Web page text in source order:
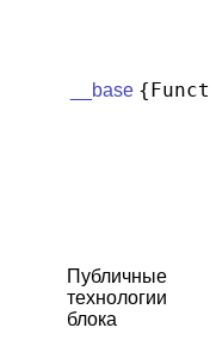
__base
Публичные
технологии
блока